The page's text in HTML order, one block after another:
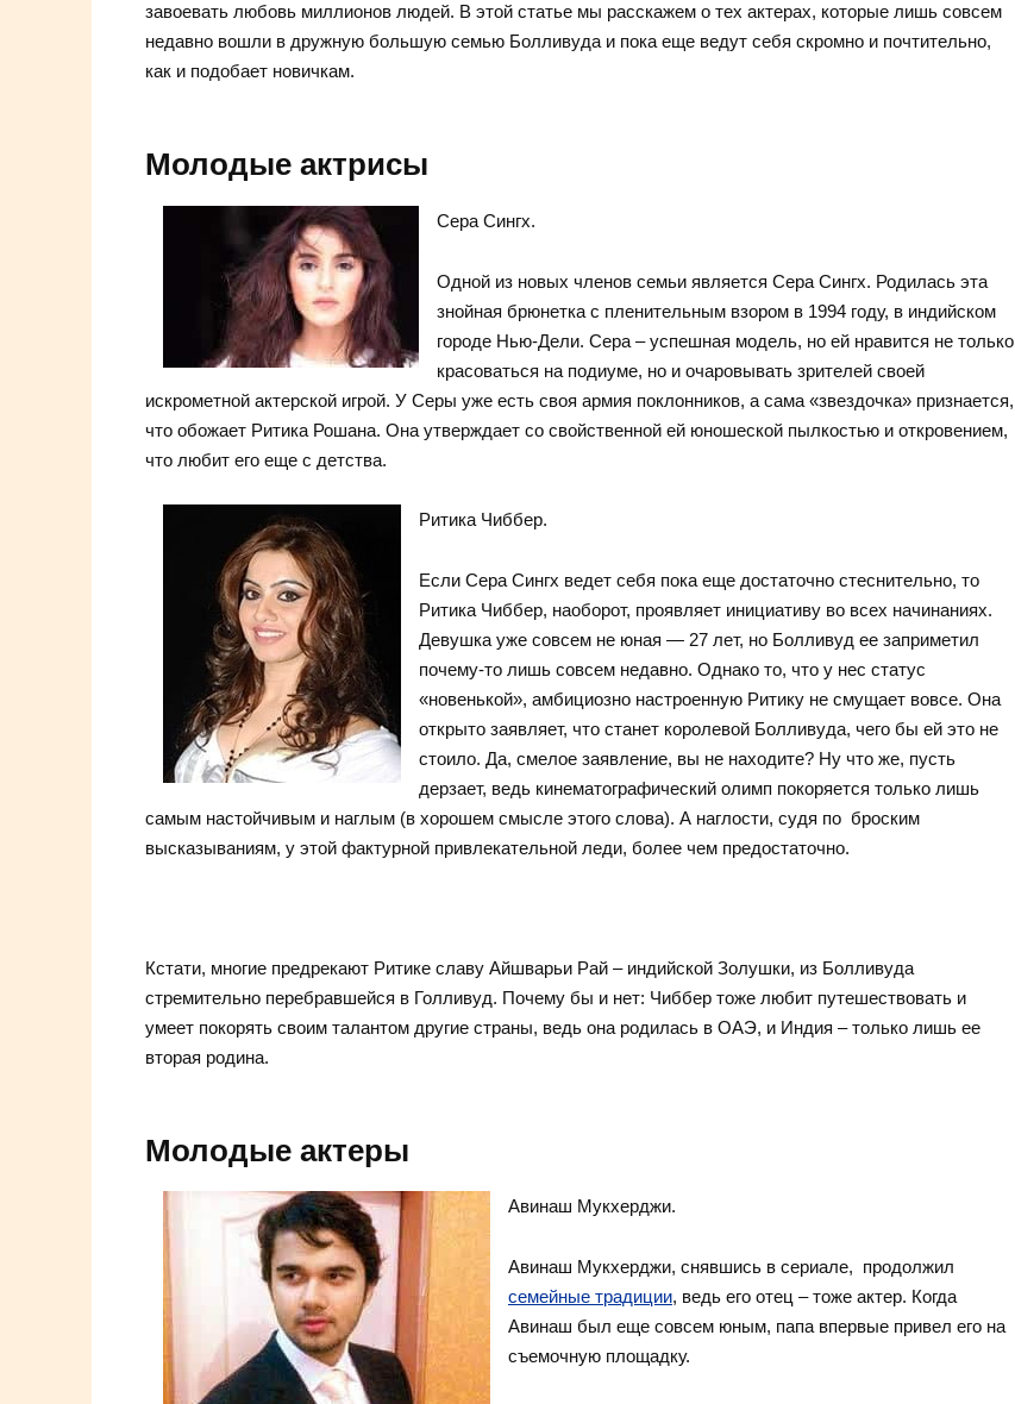
завоевать любовь миллионов людей. В этой статье мы расскажем о тех актерах, которые лишь совсем
недавно вошли в дружную большую семью Болливуда и пока еще ведут себя скромно и почтительно,
как и подобает новичкам.
Молодые актрисы
Сера Сингх.
Одной из новых членов семьи является Сера Сингх. Родилась эта
знойная брюнетка с пленительным взором в 1994 году, в индийском
городе Нью-Дели. Сера – успешная модель, но ей нравится не только
красоваться на подиуме, но и очаровывать зрителей своей
искрометной актерской игрой. У Серы уже есть своя армия поклонников, а сама «звездочка» признается,
что обожает Ритика Рошана. Она утверждает со свойственной ей юношеской пылкостью и откровением,
что любит его еще с детства.
Ритика Чиббер.
Если Сера Сингх ведет себя пока еще достаточно стеснительно, то
Ритика Чиббер, наоборот, проявляет инициативу во всех начинаниях.
Девушка уже совсем не юная — 27 лет, но Болливуд ее заприметил
почему-то лишь совсем недавно. Однако то, что у нес статус
«новенькой», амбициозно настроенную Ритику не смущает вовсе. Она
открыто заявляет, что станет королевой Болливуда, чего бы ей это не
стоило. Да, смелое заявление, вы не находите? Ну что же, пусть
дерзает, ведь кинематографический олимп покоряется только лишь
самым настойчивым и наглым (в хорошем смысле этого слова). А наглости, судя по броским
высказываниям, у этой фактурной привлекательной леди, более чем предостаточно.
Кстати, многие предрекают Ритике славу Айшварьи Рай – индийской Золушки, из Болливуда
стремительно перебравшейся в Голливуд. Почему бы и нет: Чиббер тоже любит путешествовать и
умеет покорять своим талантом другие страны, ведь она родилась в ОАЭ, и Индия – только лишь ее
вторая родина.
Молодые актеры
Авинаш Мукхерджи.
Авинаш Мукхерджи, снявшись в сериале, продолжил
семейные традиции, ведь его отец – тоже актер. Когда
Авинаш был еще совсем юным, папа впервые привел его на
съемочную площадку.